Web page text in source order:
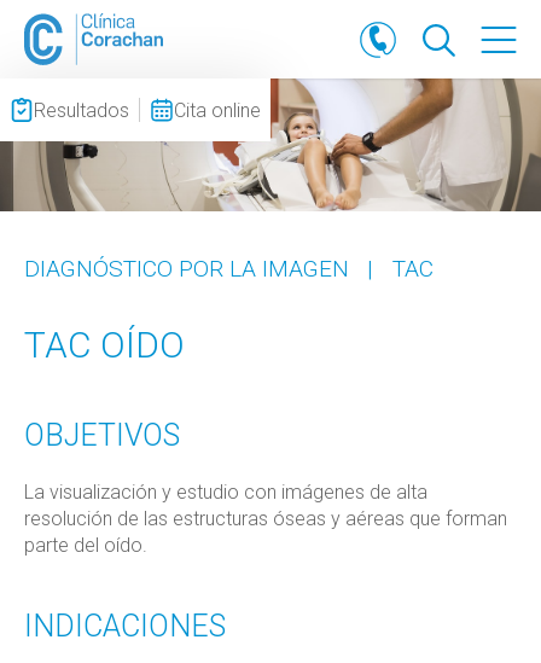
Resultados Cita online
DIAGNÓSTICO POR LA IMAGEN | TAC
TAC OÍDO
OBJETIVOS
La visualización y estudio con imágenes de alta
resolución de las estructuras óseas y aéreas que forman
parte del oído.
INDICACIONES